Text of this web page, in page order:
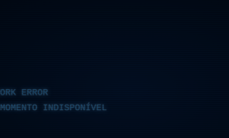
ERROR
INDISPONÍVEL